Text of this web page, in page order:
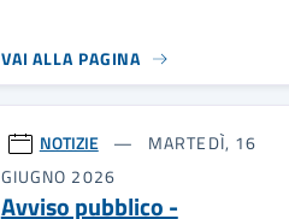
VAI ALLA PAGINA
NOTIZIE
MARTEDÌ, 16
GIUGNO 2026
Avviso pubblico -